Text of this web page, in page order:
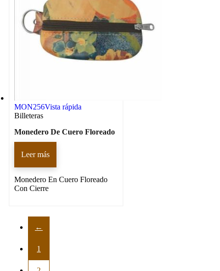
MON256Vista rápida
Billeteras
Monedero De Cuero Floreado
Leer más
Monedero En Cuero Floreado
Con Cierre
←
1